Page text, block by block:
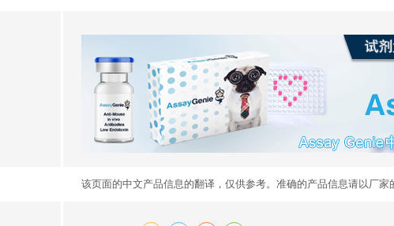
该页面的中文产品信息的翻译，仅供参考。准确的产品信息请以厂家